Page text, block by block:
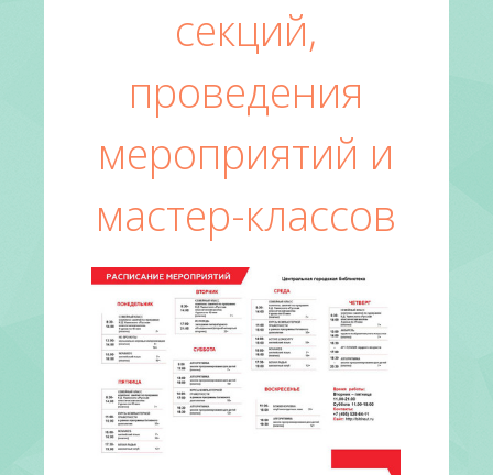
секций,
проведения
мероприятий и
мастер-классов